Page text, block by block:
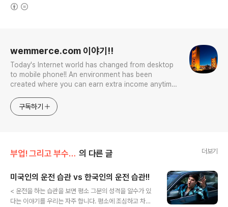
wemmerce.com 이야기!!
Today's Internet world has changed from desktop
to mobile phone!! An environment has been
created where you can earn extra income anytime,
competition. Now let’s turn our eyes to the world!
You can enter
구독하기
부업! 그리고 부수입!! 의 다른 글 더보기
미국인의 운전 습관 vs 한국인의 운전 습관!!
< 운전을 하는 습관을 보면 평소 그분의 성격을 알수가 있
다는 이야기를 우리는 자주 합니다. 평소에 조심하고 차분